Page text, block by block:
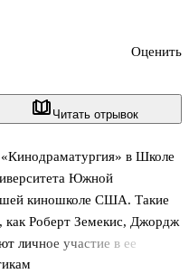
Читать отрывок
в Школе
Южной
киношколе США. Такие
как Роберт Земекис, Джордж
личное участие в ее
именно в эту школу. По
Оценить